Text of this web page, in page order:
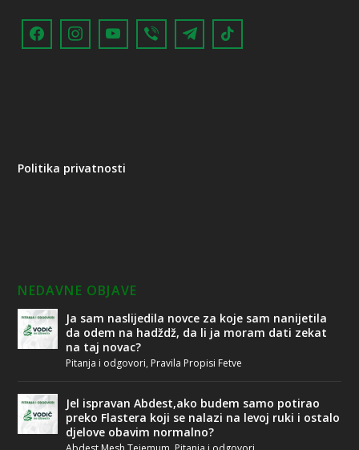
Politika privatnosti
NEDAVNE OBJAVE
Ja sam naslijedila novce za koje sam nanijetila
da odem na hadždž, da li ja moram dati zekat
na taj novac?
Pitanja i odgovori, Pravila Propisi Fetve
Jel ispravan Abdest,ako budem samo potirao
preko Flastera koji se nalazi na levoj ruki i ostalo
djelove obavim normalno?